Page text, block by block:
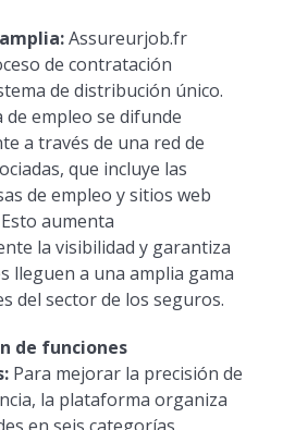
Assureurjob.fr
de contratación
de distribución único.
empleo se difunde
a través de una red de
que incluye las
de empleo y sitios web
aumenta
la visibilidad y garantiza
lleguen a una amplia gama
del sector de los seguros.
de funciones
Para mejorar la precisión de
la plataforma organiza